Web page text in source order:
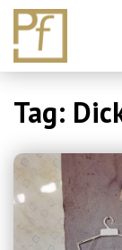
content
Tag: